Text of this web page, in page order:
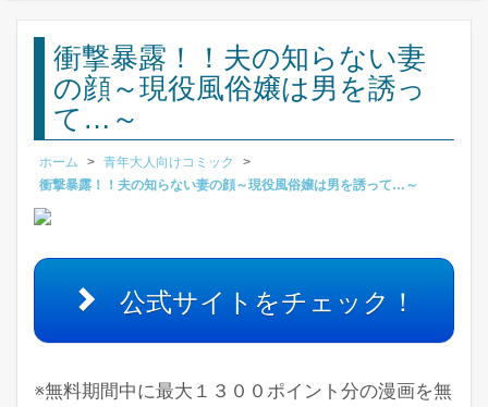
衝撃暴露！！夫の知らない妻
の顔～現役風俗嬢は男を誘っ
て…～
ホーム > 青年大人向けコミック
>
衝撃暴露！！夫の知らない妻の顔～現役風俗嬢は男を誘って…～
公式サイトをチェック！
※無料期間中に最大１３００ポイント分の漫画を無